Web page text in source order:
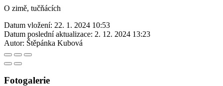
O zimě, tučňácích
Datum vložení: 22. 1. 2024 10:53
Datum poslední aktualizace: 2. 12. 2024 13:23
Autor: Štěpánka Kubová
Fotogalerie